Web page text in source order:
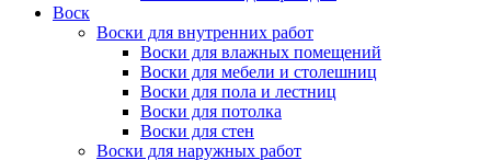
Воск
Воски для внутренних работ
Воски для влажных помещений
Воски для мебели и столешниц
Воски для пола и лестниц
Воски для потолка
Воски для стен
Воски для наружных работ